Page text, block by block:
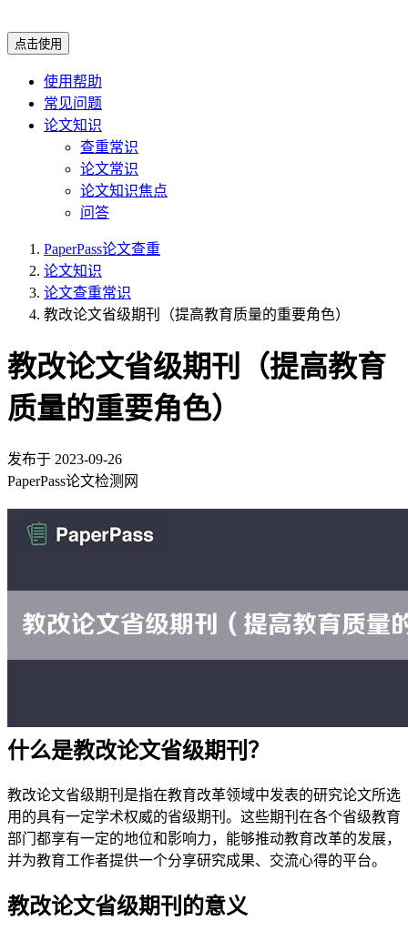
点击使用
使用帮助
常见问题
论文知识
查重常识
论文常识
论文知识焦点
问答
PaperPass论文查重
论文知识
论文查重常识
教改论文省级期刊（提高教育质量的重要角色）
教改论文省级期刊（提高教育
质量的重要角色）
发布于 2023-09-26
PaperPass论文检测网
什么是教改论文省级期刊？
教改论文省级期刊是指在教育改革领域中发表的研究论文所选
用的具有一定学术权威的省级期刊。这些期刊在各个省级教育
部门都享有一定的地位和影响力，能够推动教育改革的发展，
并为教育工作者提供一个分享研究成果、交流心得的平台。
教改论文省级期刊的意义